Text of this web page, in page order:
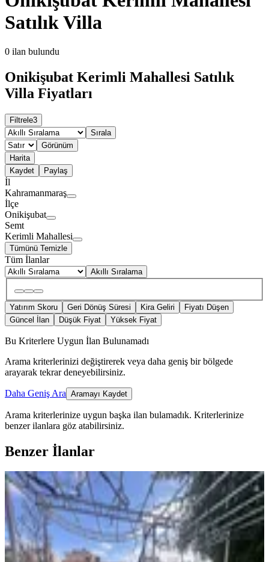
Satılık Villa
0 ilan bulundu
Onikişubat Kerimli Mahallesi Satılık
Villa Fiyatları
Filtrele3
Sırala
Görünüm
Harita
Kaydet
Paylaş
İl
Kahramanmaraş
İlçe
Onikişubat
Semt
Kerimli Mahallesi
Tümünü Temizle
Tüm İlanlar
Akıllı Sıralama
Yatırım Skoru Geri Dönüş Süresi Kira Geliri
Fiyatı Düşen
Güncel İlan
Düşük Fiyat Yüksek Fiyat
Bu Kriterlere Uygun İlan Bulunamadı
Arama kriterlerinizi değiştirerek veya daha geniş bir bölgede
arayarak tekrar deneyebilirsiniz.
Daha Geniş Ara Aramayı Kaydet
Arama kriterlerinize uygun başka ilan bulamadık. Kriterlerinize
benzer ilanlara göz atabilirsiniz.
Benzer İlanlar
MANZARALI
Yeni Rota Güvencesiyle Şehrin
Merkezinde Villa Sahibi Olun
Onikişubat, Hürriyet Mahallesi
6+1
320 m² 31.07.2026